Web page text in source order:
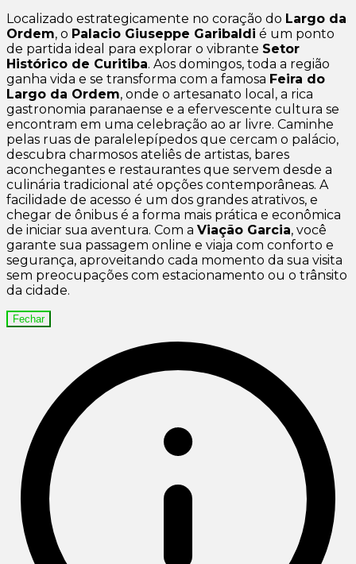
Localizado estrategicamente no coração do Largo da
Ordem, o Palacio Giuseppe Garibaldi é um ponto
de partida ideal para explorar o vibrante Setor
Histórico de Curitiba. Aos domingos, toda a região
ganha vida e se transforma com a famosa Feira do
Largo da Ordem, onde o artesanato local, a rica
gastronomia paranaense e a efervescente cultura se
encontram em uma celebração ao ar livre. Caminhe
pelas ruas de paralelepípedos que cercam o palácio,
descubra charmosos ateliês de artistas, bares
aconchegantes e restaurantes que servem desde a
culinária tradicional até opções contemporâneas. A
facilidade de acesso é um dos grandes atrativos, e
chegar de ônibus é a forma mais prática e econômica
de iniciar sua aventura. Com a Viação Garcia, você
garante sua passagem online e viaja com conforto e
segurança, aproveitando cada momento da sua visita
sem preocupações com estacionamento ou o trânsito
da cidade.
Fechar